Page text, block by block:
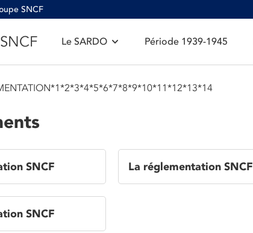
SNCF
Le SARDO Période 1939-1945
SNCF La réglementation SNCF
SNCF